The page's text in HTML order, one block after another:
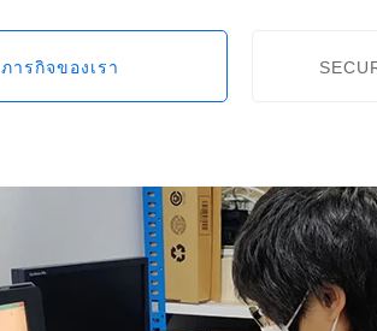
ภารกิจของเรา